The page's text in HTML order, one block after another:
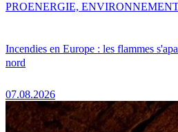
Incendies en Europe : les flammes
nord
07.08.2026
PROENERGIE,